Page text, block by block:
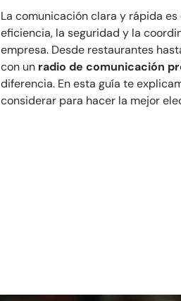
La comunicación clara y rápida
eficiencia, la seguridad y la
empresa. Desde restaurantes
con un radio de comunicación
diferencia. En esta guía te
considerar para hacer la mejor